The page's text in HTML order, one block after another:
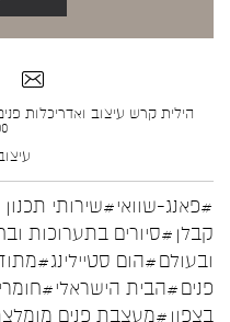
#פאנג-שוואי#שירותי תכנון
קבלן #סיורים בתערוכות
ובעולם#הום סטיילינג
פנים#הבית הישראלי
בצפון #מעצבת פנים